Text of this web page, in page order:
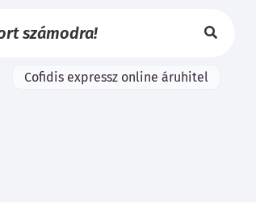
Cofidis expressz online áruhitel